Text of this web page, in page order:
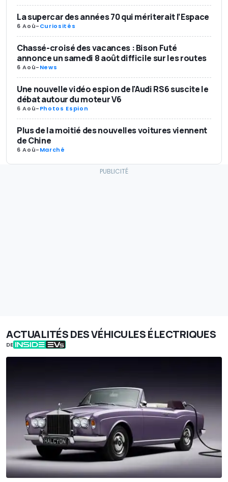
La supercar des années 70 qui mériterait l’Espace
6 Aoû-Curiosités
Chassé-croisé des vacances : Bison Futé
annonce un samedi 8 août difficile sur les routes
6 Aoû-News
Une nouvelle vidéo espion de l'Audi RS6 suscite le
débat autour du moteur V6
6 Aoû-Photos Espion
Plus de la moitié des nouvelles voitures viennent
de Chine
6 Aoû-Marché
ACTUALITÉS DES VÉHICULES ÉLECTRIQUES
DE